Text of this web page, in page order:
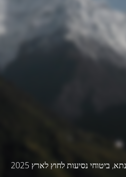
ביטוחי נסיעות לחוץ לארץ 2025